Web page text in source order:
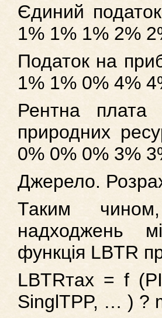
Єдиний
1% 1% 1% 2%
Податок на
1% 1% 0% 4%
Рентна плата
природних
0% 0% 0% 3%
Джерело.
Таким чином,
надходжень
функція LBTR
LBTRтах = f
SinglTPP, … ) ?